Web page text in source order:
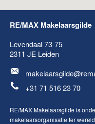
RE/MAX Makelaarsgilde
Levendaal 73-75
2311 JE Leiden
+31 71 516 23 70
RE/MAX Makelaarsgilde is
makelaarsorganisatie ter